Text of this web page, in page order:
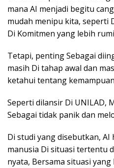
mana AI menjadi begitu
mudah menipu kita, seperti
Di Komitmen yang lebih
Tetapi, penting Sebagai
masih Di tahap awal dan
ketahui tentang
Seperti dilansir Di UNILAD,
Sebagai tidak panik dan
Di studi yang disebutkan, AI
manusia Di situasi tertentu
nyata, Bersama situasi